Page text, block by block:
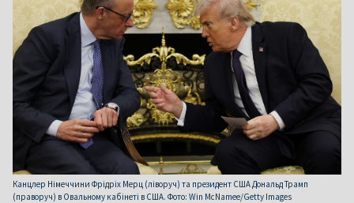
Канцлер Німеччини Фрідріх Мерц (ліворуч) та президент США Дональд Трамп
(праворуч) в Овальному кабінеті в США. Фото: Win McNamee/Getty Images